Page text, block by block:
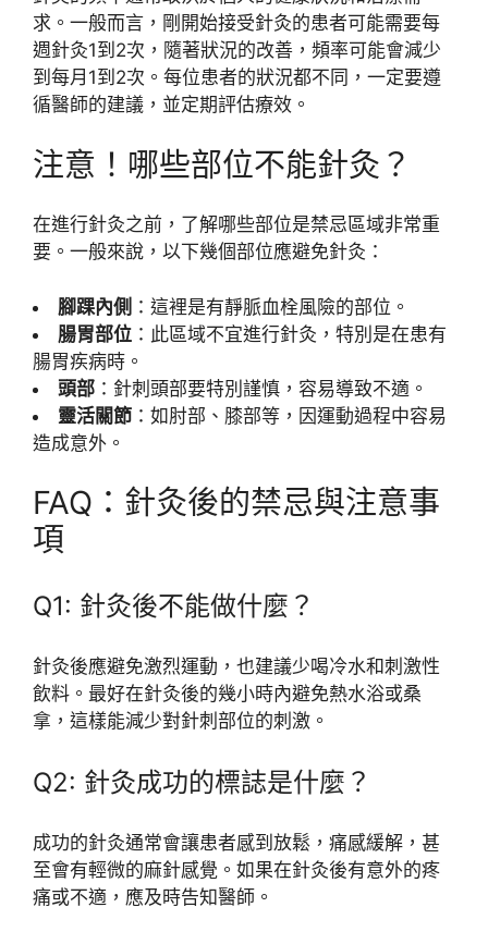
求。一般而言，剛開始接受針灸的患者可能需要每
週針灸1到2次，隨著狀況的改善，頻率可能會減少
到每月1到2次。每位患者的狀況都不同，一定要遵
循醫師的建議，並定期評估療效。
注意！哪些部位不能針灸？
在進行針灸之前，了解哪些部位是禁忌區域非常重
要。一般來說，以下幾個部位應避免針灸：
腳踝內側 ：這裡是有靜脈血栓風險的部位。
腸胃部位 ：此區域不宜進行針灸，特別是在患有
腸胃疾病時。
頭部 ：針刺頭部要特別謹慎，容易導致不適。
靈活關節 ：如肘部、膝部等，因運動過程中容易
造成意外。
FAQ：針灸後的禁忌與注意事
項
Q1: 針灸後不能做什麼？
針灸後應避免激烈運動，也建議少喝冷水和刺激性
飲料。最好在針灸後的幾小時內避免熱水浴或桑
拿，這樣能減少對針刺部位的刺激。
Q2: 針灸成功的標誌是什麼？
成功的針灸通常會讓患者感到放鬆，痛感緩解，甚
至會有輕微的麻針感覺。如果在針灸後有意外的疼
痛或不適，應及時告知醫師。